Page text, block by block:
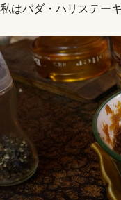
私はバダ・ハリステー